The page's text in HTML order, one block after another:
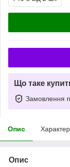
Що таке
Замовлення
Опис
Опис